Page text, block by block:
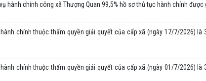
hành chính công xã Thượng Quan 99,5% hồ sơ thủ tục hành chính
chính thuộc thẩm quyền giải quyết của cấp xã (ngày 17/7/2026)
chính thuộc thẩm quyền giải quyết của cấp xã (ngày 01/7/2026)